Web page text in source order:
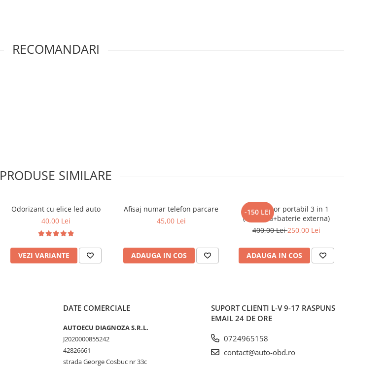
RECOMANDARI
PRODUSE SIMILARE
Odorizant cu elice led auto
40,00 Lei
VEZI VARIANTE
Afisaj numar telefon parcare
45,00 Lei
ADAUGA IN COS
-150 LEI
Compresor portabil 3 in 1
(lanterna+baterie externa)
400,00 Lei250,00 Lei
ADAUGA IN COS
DATE COMERCIALE
AUTOECU DIAGNOZA S.R.L.
J2020000855242
42826661
strada George Cosbuc nr 33c
SUPORT CLIENTI L-V 9-17 RASPUNS
EMAIL 24 DE ORE
0724965158
contact@auto-obd.ro